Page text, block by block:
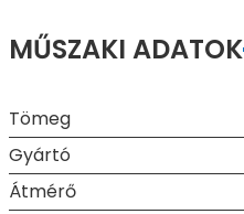
MŰSZAKI ADATOK
Tömeg
Gyártó
Átmérő